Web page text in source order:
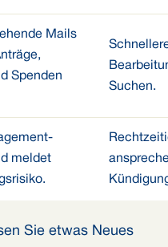
Mails
Spenden
Suchen.
meldet
Sie etwas Neues